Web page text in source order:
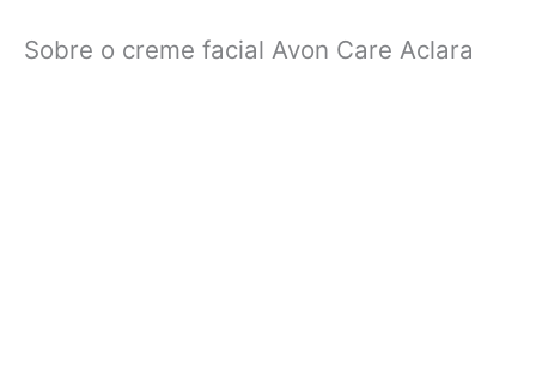
Sobre o creme facial Avon Care Aclara